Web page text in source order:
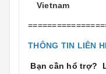
Vietnam
THÔNG TIN LIÊN
Bạn cần hổ trợ?